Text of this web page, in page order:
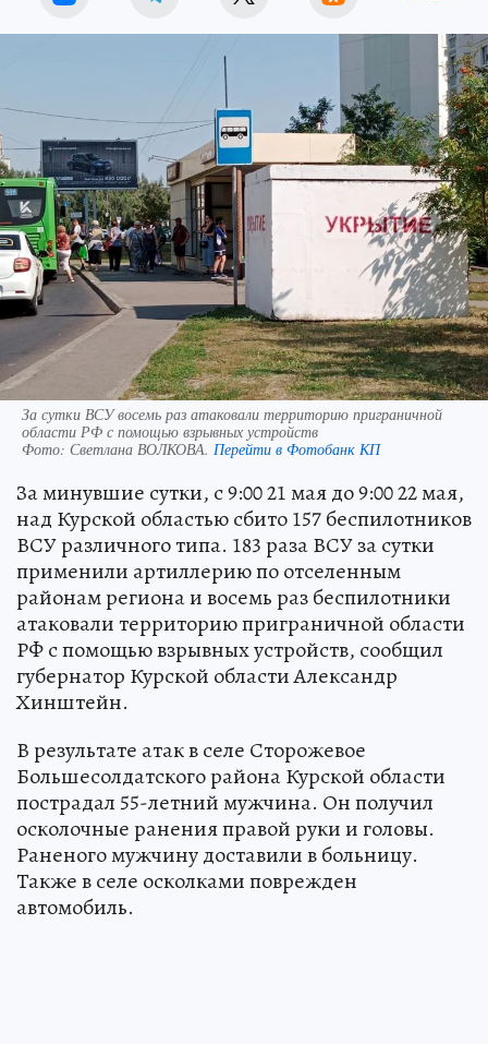
За сутки ВСУ восемь раз атаковали территорию приграничной
области РФ с помощью взрывных устройств
Фото: Светлана ВОЛКОВА. Перейти в Фотобанк КП
За минувшие сутки, с 9:00 21 мая до 9:00 22 мая,
над Курской областью сбито 157 беспилотников
ВСУ различного типа. 183 раза ВСУ за сутки
применили артиллерию по отселенным
районам региона и восемь раз беспилотники
атаковали территорию приграничной области
РФ с помощью взрывных устройств, сообщил
губернатор Курской области Александр
Хинштейн.
В результате атак в селе Сторожевое
Большесолдатского района Курской области
пострадал 55-летний мужчина. Он получил
осколочные ранения правой руки и головы.
Раненого мужчину доставили в больницу.
Также в селе осколками поврежден
автомобиль.